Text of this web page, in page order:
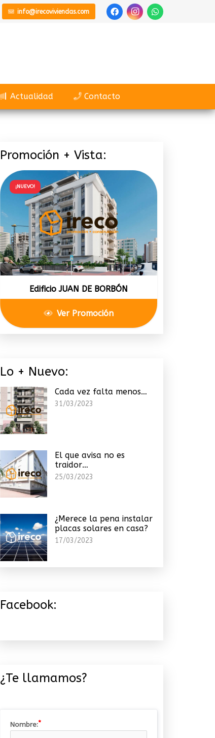
info@irecoviviendas.com
Actualidad Contacto
Promoción + Vista:
¡NUEVO!
Edificio JUAN DE BORBÓN
Ver Promoción
Lo + Nuevo:
Cada vez falta menos…
31/03/2023
El que avisa no es
traidor…
25/03/2023
¿Merece la pena instalar
placas solares en casa?
17/03/2023
Facebook:
¿Te llamamos?
Nombre: